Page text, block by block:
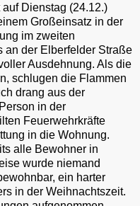
Dienstag (24.12.)
Großeinsatz in der
im zweiten
an der Elberfelder Straße
Ausdehnung. Als die
schlugen die Flammen
drang aus der
in der
Feuerwehrkräfte
in die Wohnung.
alle Bewohner in
wurde niemand
ein harter
in der Weihnachtszeit.